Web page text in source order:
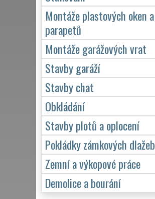
Montáže plastových oken a
parapetů
Montáže garážových vrat
Stavby garáží
Stavby chat
Obkládání
Stavby plotů a oplocení
Pokládky zámkových dlažeb
Zemní a výkopové práce
Demolice a bourání